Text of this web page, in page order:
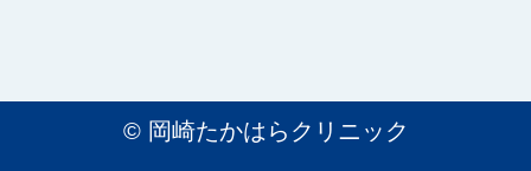
© 岡崎たかはらクリニック